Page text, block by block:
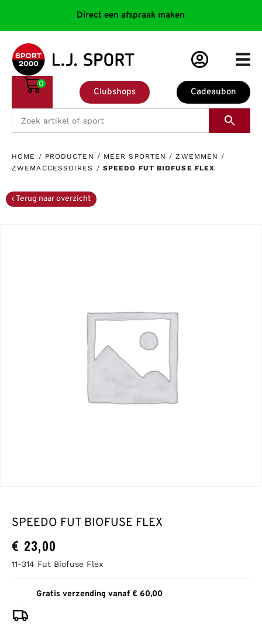
Direct een afspraak maken
Cadeaubon
Clubshops
0
HOME / PRODUCTEN / MEER SPORTEN /ZWEMMEN /
ZWEMACCESSOIRES / SPEEDO FUT BIOFUSE FLEX
SPEEDO FUT BIOFUSE FLEX
€ 23,00
11-314 Fut Biofuse Flex
Gratis verzending vanaf € 60,00